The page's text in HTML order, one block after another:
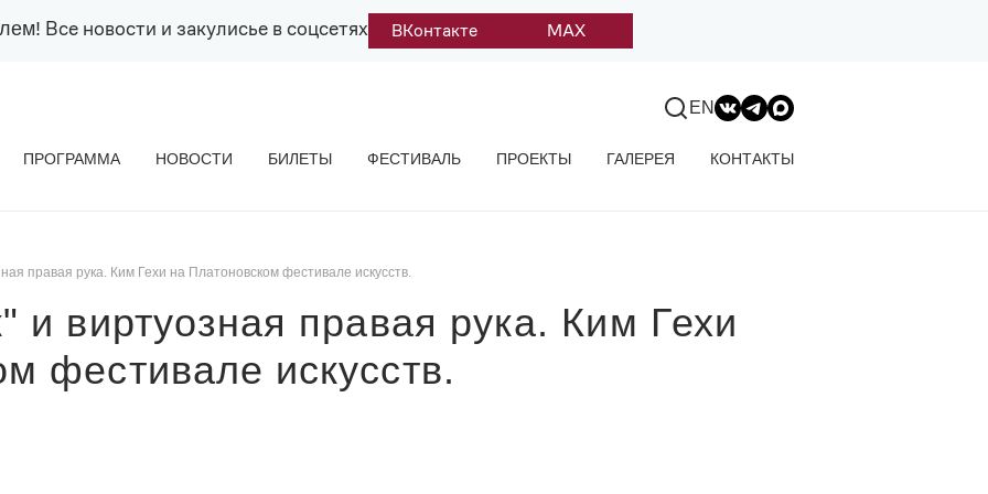
Все новости и закулисье в соцсетях ВКонтакте MAX
ПРОГРАММА НОВОСТИ БИЛЕТЫ ФЕСТИВАЛЬ ПРОЕКТЫ ГАЛЕРЕЯ КОНТАКТЫ
EN
правая рука. Ким Гехи на Платоновском фестивале искусств.
и виртуозная правая рука. Ким Гехи
фестивале искусств.